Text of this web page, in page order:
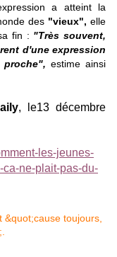
a atteint la
des "vieux", elle
fin : "Très souvent,
d'une expression
estime ainsi
, le13 décembre
les-jeunes-
ne-plait-pas-du-